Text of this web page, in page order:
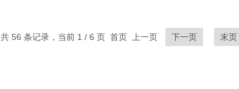
共 56 条记录，当前 1 / 6 页 首页 上一页 下一页 末页